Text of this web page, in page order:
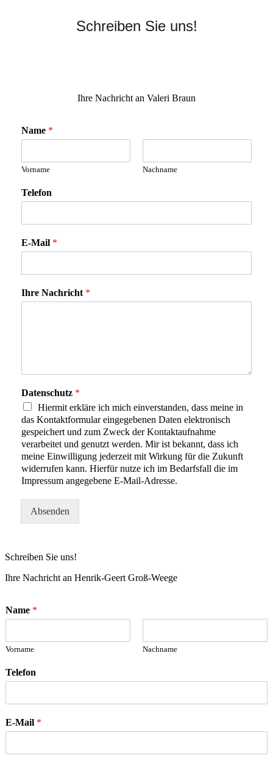
Schreiben Sie uns!
Ihre Nachricht an Valeri Braun
Name *
Vorname Nachname
Telefon
E-Mail *
Ihre Nachricht *
Datenschutz *
Hiermit erkläre ich mich einverstanden, dass meine in
das Kontaktformular eingegebenen Daten elektronisch
gespeichert und zum Zweck der Kontaktaufnahme
verarbeitet und genutzt werden. Mir ist bekannt, dass ich
meine Einwilligung jederzeit mit Wirkung für die Zukunft
widerrufen kann. Hierfür nutze ich im Bedarfsfall die im
Impressum angegebene E-Mail-Adresse.
Absenden
Schreiben Sie uns!
Ihre Nachricht an Henrik-Geert Groß-Weege
Name *
Vorname Nachname
Telefon
E-Mail *